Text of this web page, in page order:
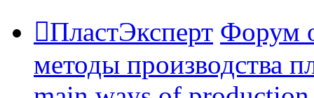
ПластЭксперт Форум
методы производства